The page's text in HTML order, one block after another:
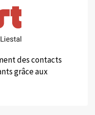
des contacts
grâce aux